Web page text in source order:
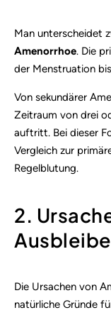
Man unterscheidet
Amenorrhoe. Die
der Menstruation
Von sekundärer
Zeitraum von drei
auftritt. Bei dieser
Vergleich zur
Regelblutung.
2.
Die Ursachen von
natürliche Gründe